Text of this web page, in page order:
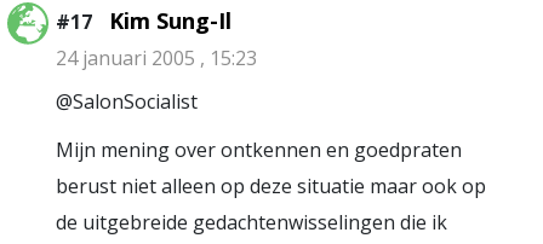
#17 Kim Sung-Il
24 januari 2005 , 15:23
@SalonSocialist
Mijn mening over ontkennen en goedpraten
berust niet alleen op deze situatie maar ook op
de uitgebreide gedachtenwisselingen die ik